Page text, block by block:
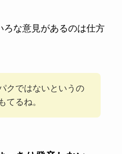
ろな意見があるのは仕方
クではないというの
てるね。